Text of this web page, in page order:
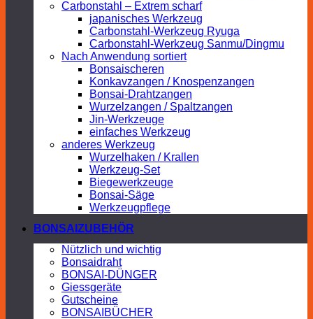
Carbonstahl – Extrem scharf
japanisches Werkzeug
Carbonstahl-Werkzeug Ryuga
Carbonstahl-Werkzeug Sanmu/Dingmu
Nach Anwendung sortiert
Bonsaischeren
Konkavzangen / Knospenzangen
Bonsai-Drahtzangen
Wurzelzangen / Spaltzangen
Jin-Werkzeuge
einfaches Werkzeug
anderes Werkzeug
Wurzelhaken / Krallen
Werkzeug-Set
Biegewerkzeuge
Bonsai-Säge
Werkzeugpflege
BONSAIZUBEHÖR
Nützlich und wichtig
Bonsaidraht
BONSAI-DÜNGER
Giessgeräte
Gutscheine
BONSAIBÜCHER